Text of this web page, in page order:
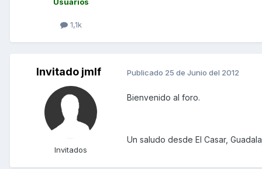
1,1k
Invitado jmlf
Invitados
Publicado 25 de Junio del 2012
Bienvenido al foro.
Un saludo desde El Casar,